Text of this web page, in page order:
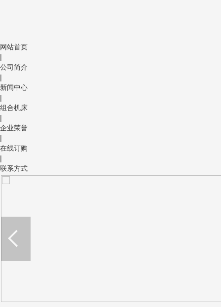
网站首页
|
公司简介
|
新闻中心
|
组合机床
|
企业荣誉
|
在线订购
|
联系方式